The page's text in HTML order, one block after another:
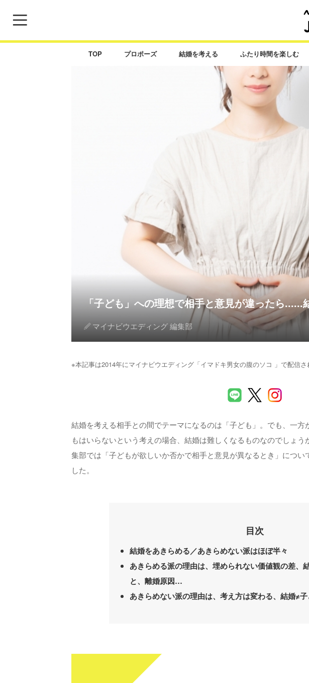
TOP プロポーズ 結婚を考える ふたり時間を楽しむ
「子ども」への理想で相手と意見が違ったら......
マイナビウエディング 編集部
※本記事は2014年にマイナビウエディング「イマドキ男女の腹のソコ 」で配信さ
結婚を考える相手との間でテーマになるのは「子ども」。でも、一
もはいらないという考えの場合、結婚は難しくなるものなのでしょ
集部では「子どもが欲しいか否かで相手と意見が異なるとき」につい
した。
目次
結婚をあきらめる／あきらめない派はほぼ半々
あきらめる派の理由は、埋められない価値観の差、
と、離婚原因…
あきらめない派の理由は、考え方は変わる、結婚≠